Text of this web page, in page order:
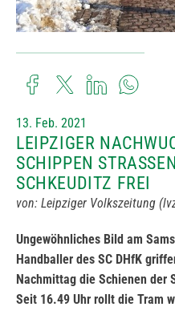
13. Feb. 2021
LEIPZIGER
SCHIPPEN
CHKEUDITZ FREI
von: Leipziger Volkszeitung
Ungewöhnliches Bild am
Handballer des SC DHfK
Nachmittag die Schienen
Seit 16.49 Uhr rollt die Tram